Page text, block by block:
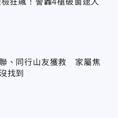
檢狂飆！警轟4槍破窗逮人
、同行山友獲救 家屬焦
找到